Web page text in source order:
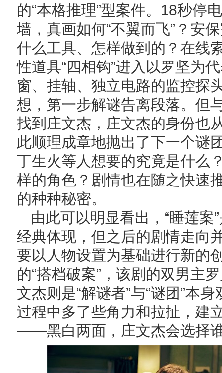
的“本格推理”型案件。18秒停
墙，真画如何“不翼而飞”？安
什么工具、怎样做到的？在线
性道具“四相钩”进入以罗坚为
窗、挂轴、独立电路的监控探
想，第一步解谜告离段落。但
找到庄文杰，庄文杰的身份也
此顺理成章地抛出了下一个
丁生火等人想要的究竟是什么
样的角色？剧情也在随之快速
的种种秘密。
由此可以明显看出，“睡莲
经典体现，但之后的剧情走向
要以人物设置为基础进行新的
的“搭档破案”，该剧的双男主
文杰则是“解谜者”与“谜团”本
过程中多了些角力和拉扯，建
——黑白两面，庄文杰会选择